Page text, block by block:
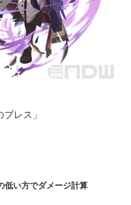
レス」
低い方でダメージ計算